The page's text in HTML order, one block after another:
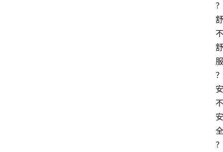
？
舒
不
舒
服
？
安
不
安
全
？